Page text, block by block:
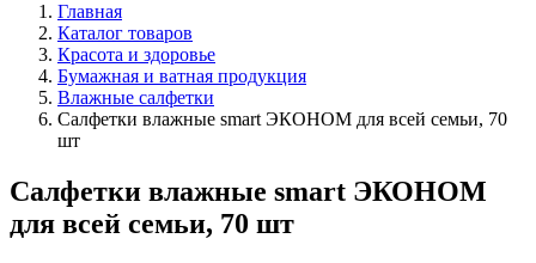
Главная
Каталог товаров
Красота и здоровье
Бумажная и ватная продукция
Влажные салфетки
Салфетки влажные smart ЭКОНОМ для всей семьи, 70
шт
Салфетки влажные smart ЭКОНОМ
для всей семьи, 70 шт